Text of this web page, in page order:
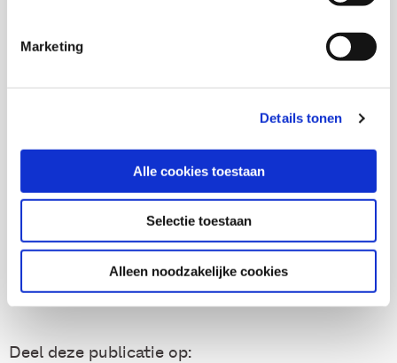
Marketing
Details tonen
Alle cookies toestaan
Selectie toestaan
Alleen noodzakelijke cookies
Onderzoekers
Thema's
Diversiteit
Deel deze publicatie op: